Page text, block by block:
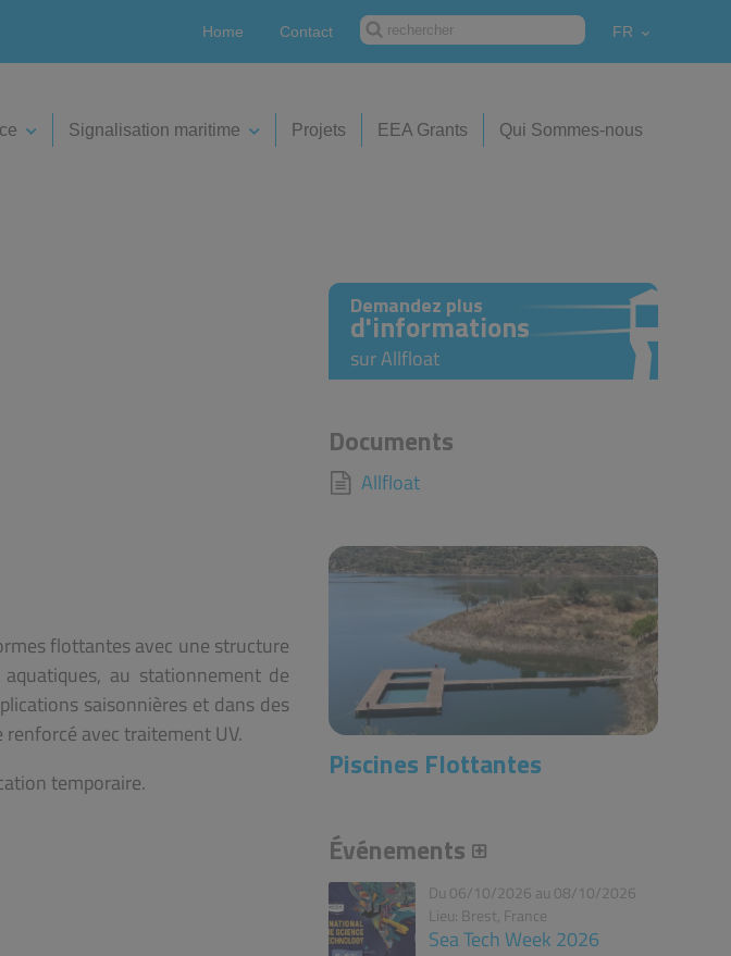
Home Contact FR
Signalisation maritime Projets EEA Grants Qui Sommes-nous
flottantes avec une structure
au stationnement de
saisonnières et dans des
avec traitement UV.
temporaire.
Demandez plus
d'informations
sur Allfloat
Documents
Allfloat
Piscines Flottantes
Événements
Du 06/10/2026 au 08/10/2026
Lieu: Brest, France
Sea Tech Week 2026